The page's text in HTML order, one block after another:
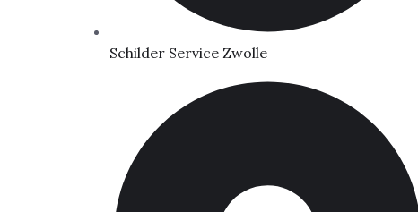
Schilder Service Zwolle